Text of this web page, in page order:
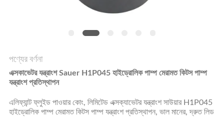
পণ্যের বর্ণনা
এক্সকাভেটর যন্ত্রাংশ Sauer H1P045 হাইড্রোলিক পাম্প মেরামত কিটস পাম্প
যন্ত্রাংশ প্রতিস্থাপন
এলিফ্যান্ট ফ্লুইড পাওয়ার কোং, লিমিটেড এক্সক্যাভেটর যন্ত্রাংশ সাউয়ার H1P045
হাইড্রোলিক পাম্প মেরামত কিটস পাম্প যন্ত্রাংশ প্রতিস্থাপন, ভাল মানের, দ্রুত লিড